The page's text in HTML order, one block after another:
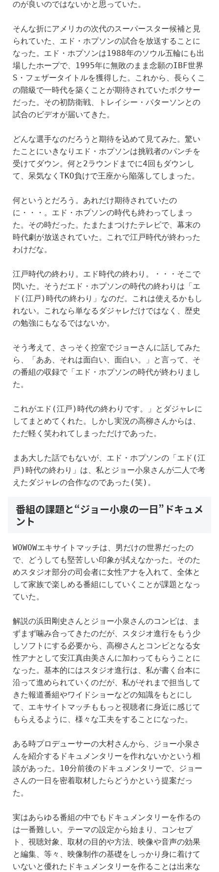
のが良いのではないかと思っていた。
そんな折にアメリカの次代のスーパースター候補と見
られていた、エド・ホプソンの試合を放送することに
なった。エド・ホプソンは1988年のソウル五輪にも出
場したホープで、1995年に無敗のまま念願のIBF世界
S・フェザータイトルを獲得した。これから、長らくこ
の階級で一時代を築くことが期待されていたボクサー
だった。その初防衛戦、トレイシー・パターソンとの
試合のビデオが届いてきた。
どんな選手なのだろうと期待を込めて見てみた。驚い
たことにいきなりエド・ホプソンは挑戦者のパンチを
受けてダウン。何と2ラウンドまでに4回もダウンし
て、呆気なくTKO負けで王座から陥落してしまった。
何というとだろう。あれだけ期待されていたの
に・・・。エド・ホプソンの時代も終わってしまっ
た。その時だった。たまたまつけたテレビで、幕末の
時代劇が放送されていた。これで江戸時代が終わった
わけだな。
江戸時代の終わり。エド時代の終わり。・・・そこで
閃いた。そうだエド・ホプソンの時代の終わりは「エ
ド(江戸)時代の終わり」なのだ。これは使えるかもし
れない。これなら単なるダジャレだけではなく、歴史
の勉強にもなるではないか。
そう考えて、さっそく控室でジョーさんに話してみた
ら、「ああ、それは面白い、面白い。」と言って、そ
の番組の収録で「エド・ホプソンの時代が終わりまし
た。
これがエド(江戸)時代の終わりです。」とダジャレに
してまとめてくれた。しかし実況の高柳さんからは、
ただ軽く笑われてしまっただけであった。
まあ大した話でもないが、エド・ホプソンの「エド(江
戸)時代の終わり」は、私とジョー小泉さんが二人で考
えたダジャレの合作なのであった(笑)。
番組の課題と“ジョー小泉の一日”ドキュメ
ント
WOWOWエキサイトマッチは、男だけの世界だったの
で、どうしても堅苦しい印象が拭えなかった。そのた
めスタジオ部分の司会者に女性アナを入れて、全体と
して家族で楽しめる番組にしていくことが課題となっ
ていた。
解説の浜田剛史さんとジョー小泉さんのコンビは、ま
ずまず噛み合ってきたのだが、スタジオ進行をもう少
しソフトにする必要から、高柳さんとコンビとなる女
性アナとして安江真由美さんに加わってもらうことに
なった。基本的にはスタジオ進行は、私が書く台本に
沿って進められていくのだが、私がそれまで担当して
きた報道番組やワイドショーなどの知識をもとにし
て、エキサイトマッチももっと視聴者に身近に感じて
もらえるように、様々な工夫をすることになった。
ある時プロデューサーの大村さんから、ジョー小泉さ
んを紹介するドキュメンタリーを作れないかという相
談があった。10分前後のドキュメンタリーで、ジョー
さんの一日を密着取材したらどうかという提案だっ
た。
実はあらゆる番組の中でもドキュメンタリーを作るの
は一番難しい。テーマの設定から始まり、コンセプ
ト、視聴対象、取材の目的や方法、映像や音声の効果
と編集、等々、映像制作の基礎をしっかり身に着けて
いないと優れたドキュメンタリーを作ることは出来な